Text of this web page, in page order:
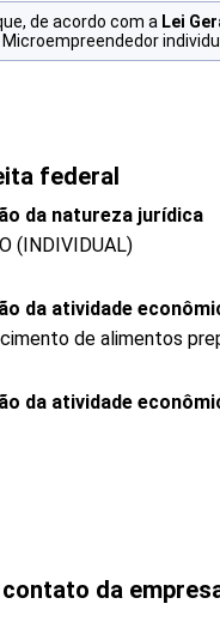
de acordo com a Lei
federal
da natureza jurídica
(INDIVIDUAL)
da atividade
de alimentos
da atividade
da